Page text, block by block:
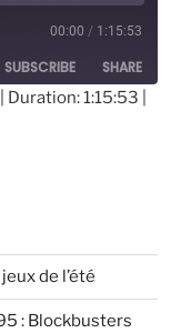
00:00 / 1:15:53
SUBSCRIBE SHARE
Duration: 1:15:53
de l’été
: Blockbusters